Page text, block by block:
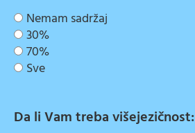
Nemam sadržaj
30%
70%
Sve
Da li Vam treba višejezičnost: